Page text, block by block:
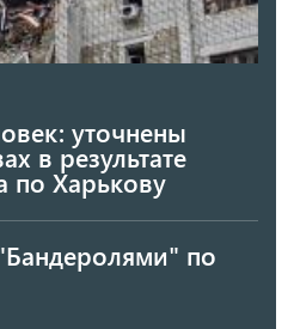
уточнены
в результате
по Харькову
по